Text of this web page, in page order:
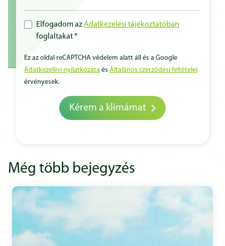
Elfogadom azAdatkezelési tájékoztatóban
foglaltakat *
Ez az oldal reCAPTCHA védelem alatt áll és a Google
Adatkezelési nyilatkozata és Általános szerződési feltételei
érvényesek.
Kérem a klímámat
Még több bejegyzés